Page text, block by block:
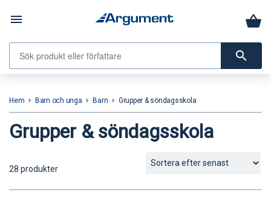
menu
search
Hem keyboard_arrow_right Barn och unga keyboard_arrow_right Barn keyboard_arrow_right Grupper & söndagsskola
Grupper & söndagsskola
28 produkter